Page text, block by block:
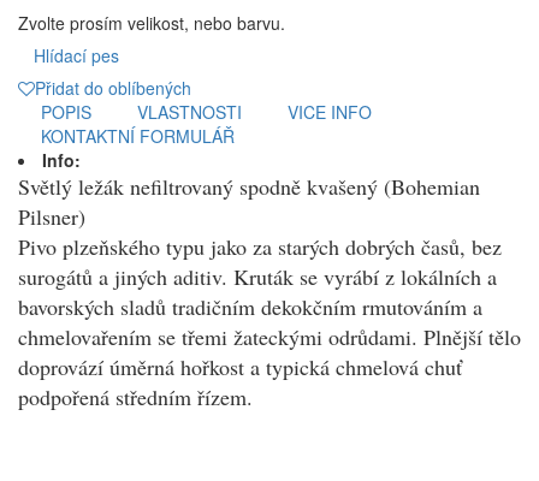
Zvolte prosím velikost, nebo barvu.
Hlídací pes
Přidat do oblíbených
POPIS
VLASTNOSTI
VICE INFO
KONTAKTNÍ FORMULÁŘ
Info:
Světlý ležák nefiltrovaný spodně kvašený (Bohemian
Pilsner)
Pivo plzeňského typu jako za starých dobrých časů, bez
surogátů a jiných aditiv. Kruták se vyrábí z lokálních a
bavorských sladů tradičním dekokčním rmutováním a
chmelovařením se třemi žateckými odrůdami. Plnější tělo
doprovází úměrná hořkost a typická chmelová chuť
podpořená středním řízem.